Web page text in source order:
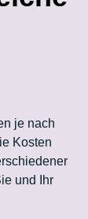
je nach
Kosten
und Ihr